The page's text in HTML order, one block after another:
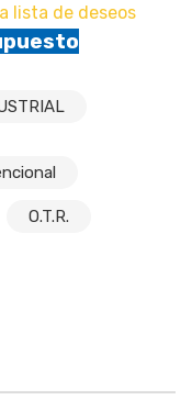
lista de deseos
O.T.R.